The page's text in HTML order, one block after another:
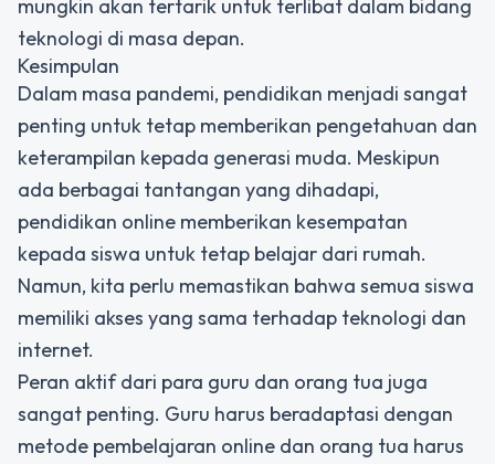
mungkin akan tertarik untuk terlibat dalam bidang
teknologi di masa depan.
Kesimpulan
Dalam masa pandemi, pendidikan menjadi sangat
penting untuk tetap memberikan pengetahuan dan
keterampilan kepada generasi muda. Meskipun
ada berbagai tantangan yang dihadapi,
pendidikan online memberikan kesempatan
kepada siswa untuk tetap belajar dari rumah.
Namun, kita perlu memastikan bahwa semua siswa
memiliki akses yang sama terhadap teknologi dan
internet.
Peran aktif dari para guru dan orang tua juga
sangat penting. Guru harus beradaptasi dengan
metode pembelajaran online dan orang tua harus